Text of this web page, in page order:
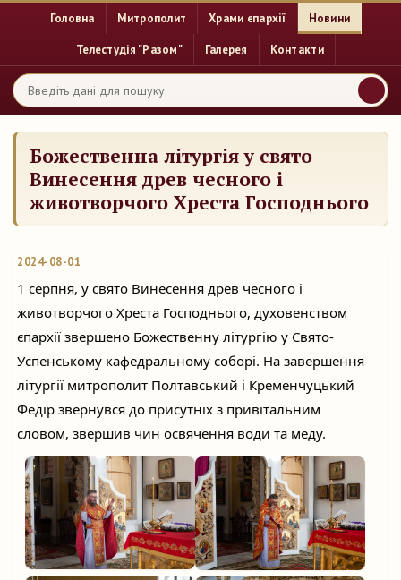
Головна Митрополит Храми єпархії Новини
Телестудія "Разом" Галерея Контакти
Божественна літургія у свято
Винесення древ чесного і
животворчого Хреста Господнього
2024-08-01
1 серпня, у свято Винесення древ чесного і
животворчого Хреста Господнього, духовенством
єпархії звершено Божественну літургію у Свято-
Успенському кафедральному соборі. На завершення
літургії митрополит Полтавський і Кременчуцький
Федір звернувся до присутніх з привітальним
словом, звершив чин освячення води та меду.